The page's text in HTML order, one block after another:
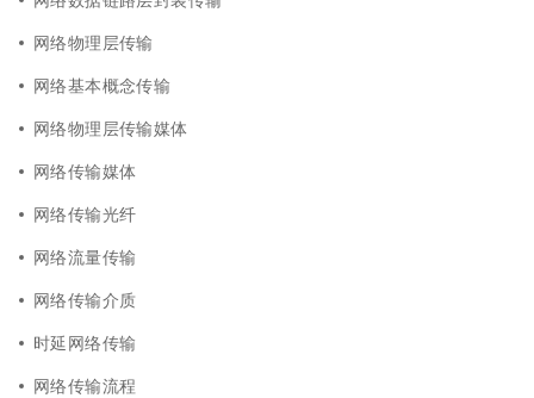
网络物理层传输
网络基本概念传输
网络物理层传输媒体
网络传输媒体
网络传输光纤
网络流量传输
网络传输介质
时延网络传输
网络传输流程